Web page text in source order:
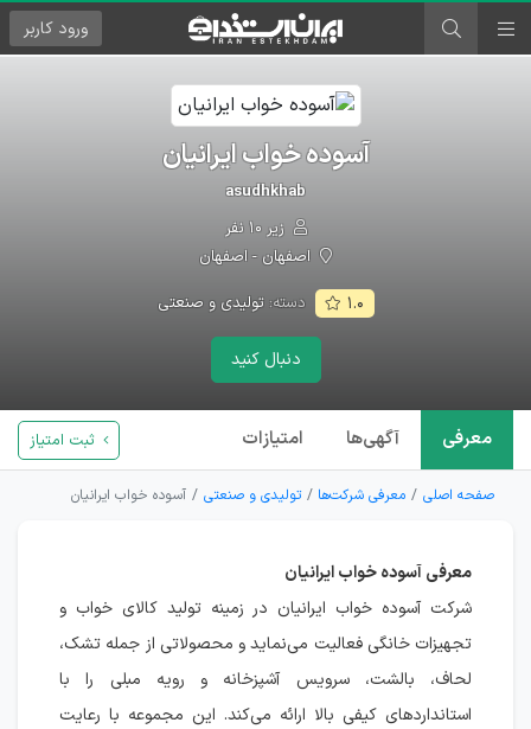
ورود کاربر
آسوده خواب ایرانیان
asudhkhab
زیر ۱۰ نفر
اصفهان - اصفهان
۱.۰ دسته:تولیدی و صنعتی
دنبال کنید
معرفی آگهی‌ها امتیازات ثبت امتیاز
صفحه اصلی معرفی شرکت‌ها تولیدی و صنعتی آسوده خواب ایرانیان
معرفی آسوده خواب ایرانیان
شرکت آسوده خواب ایرانیان در زمینه تولید کالای خواب و
تجهیزات خانگی فعالیت می‌نماید و محصولاتی از جمله تشک،
لحاف، بالشت، سرویس آشپزخانه و رویه مبلی را با
استانداردهای کیفی بالا ارائه می‌کند. این مجموعه با رعایت